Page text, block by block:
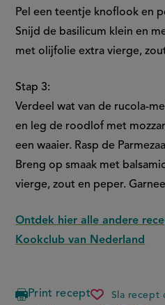
Pel een teentje knoflook en
Snijd de basilicum klein en
met olijfolie extra vierge,
Stap 3:
Verdeel wat van de rucola-
en leg de roodlof met
een waaier. Rasp de
Breng op smaak met
vierge, zout en peper.
Ontdek hier alle andere
Kookclub van Nederland
Print recept Sla recept